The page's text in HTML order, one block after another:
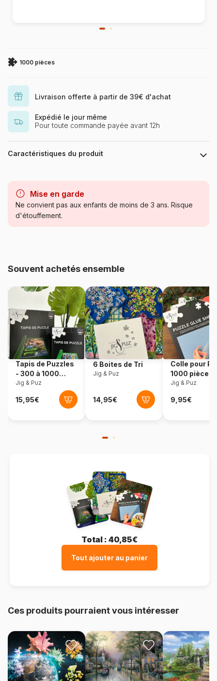
1000 pièces
Livraison offerte à partir de 39€ d'achat
Expédié le jour même
Pour toute commande payée avant 12h
Caractéristiques du produit
Catégorie Puzzles - Disney
Référence Schmidt-Spiele-59486
EAN 4001504594862
Nombre de pièces 1000 pièces
Dimensions 69 x 49 cm
Mise en garde
Ne convient pas aux enfants de moins de 3 ans. Risque
d'étouffement.
Souvent achetés ensemble
Tapis de Puzzles
- 300 à 1000
pièces
Jig & Puz
6 Boites de Tri
Jig & Puz
Colle pour
1000 pièces
Jig & Puz
Total : 40,85€
Tout ajouter au panier
Ces produits pourraient vous intéresser